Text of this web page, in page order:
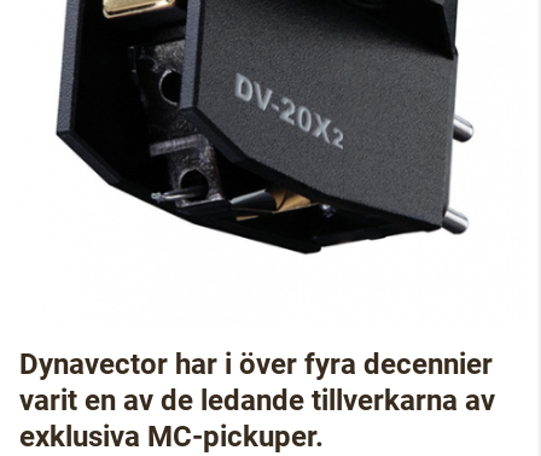
Dynavector har i över fyra decennier
varit en av de ledande tillverkarna av
exklusiva MC-pickuper.